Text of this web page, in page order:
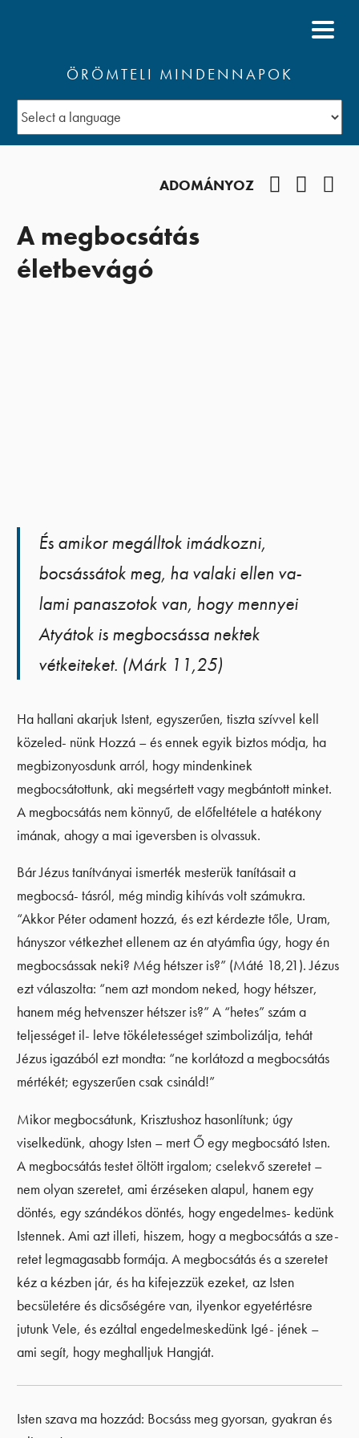
ÖRÖMTELI MINDENNAPOK
ADOMÁNYOZ
A megbocsátás
életbevágó
És amikor megálltok imádkozni,
bocsássátok meg, ha valaki ellen va-
lami panaszotok van, hogy mennyei
Atyátok is megbocsássa nektek
vétkeiteket. (Márk 11,25)
Ha hallani akarjuk Istent, egyszerűen, tiszta szívvel kell
közeled- nünk Hozzá – és ennek egyik biztos módja, ha
megbizonyosdunk arról, hogy mindenkinek
megbocsátottunk, aki megsértett vagy megbántott minket.
A megbocsátás nem könnyű, de előfeltétele a hatékony
imának, ahogy a mai igeversben is olvassuk.
Bár Jézus tanítványai ismerték mesterük tanításait a
megbocsá- tásról, még mindig kihívás volt számukra.
“Akkor Péter odament hozzá, és ezt kérdezte tőle, Uram,
hányszor vétkezhet ellenem az én atyámfia úgy, hogy én
megbocsássak neki? Még hétszer is?” (Máté 18,21). Jézus
ezt válaszolta: “nem azt mondom neked, hogy hétszer,
hanem még hetvenszer hétszer is?” A “hetes” szám a
teljességet il- letve tökéletességet szimbolizálja, tehát
Jézus igazából ezt mondta: “ne korlátozd a megbocsátás
mértékét; egyszerűen csak csináld!”
Mikor megbocsátunk, Krisztushoz hasonlítunk; úgy
viselkedünk, ahogy Isten – mert Ő egy megbocsátó Isten.
A megbocsátás testet öltött irgalom; cselekvő szeretet –
nem olyan szeretet, ami érzéseken alapul, hanem egy
döntés, egy szándékos döntés, hogy engedelmes- kedünk
Istennek. Ami azt illeti, hiszem, hogy a megbocsátás a sze-
retet legmagasabb formája. A megbocsátás és a szeretet
kéz a kézben jár, és ha kifejezzük ezeket, az Isten
becsületére és dicsőségére van, ilyenkor egyetértésre
jutunk Vele, és ezáltal engedelmeskedünk Igé- jének –
ami segít, hogy meghalljuk Hangját.
Isten szava ma hozzád: Bocsáss meg gyorsan, gyakran és